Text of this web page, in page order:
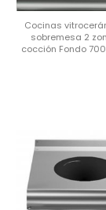
Cocinas
sobremesa 2
cocción Fondo